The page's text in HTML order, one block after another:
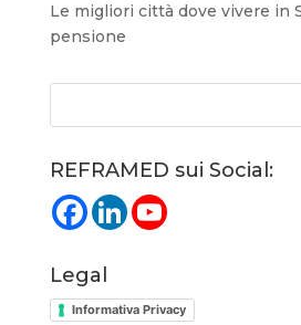
Le migliori città dove vivere in
pensione
REFRAMED sui Social:
Legal
Informativa Privacy